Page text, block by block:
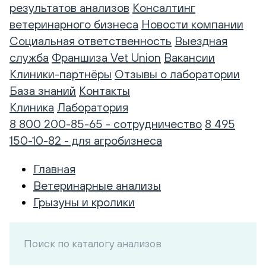
результатов анализов Консалтинг
ветеринарного бизнеса Новости компании
Социальная ответственность Выездная
служба Франшиза Vet Union Вакансии
Клиники-партнёры Отзывы о лаборатории
База знаний Контакты
Клиника Лаборатория
8 800 200-85-65 - сотрудничество 8 495
150-10-82 - для агробизнеса
Главная
Ветеринарные анализы
Грызуны и кролики